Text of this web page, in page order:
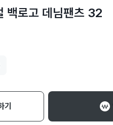
백로고 데님팬츠 32
기